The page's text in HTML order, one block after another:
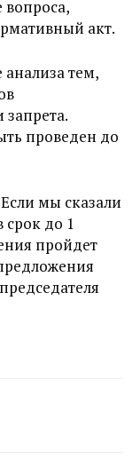
вопроса,
акт.
анализа тем,
проведен до
мы сказали
срок до 1
пройдет